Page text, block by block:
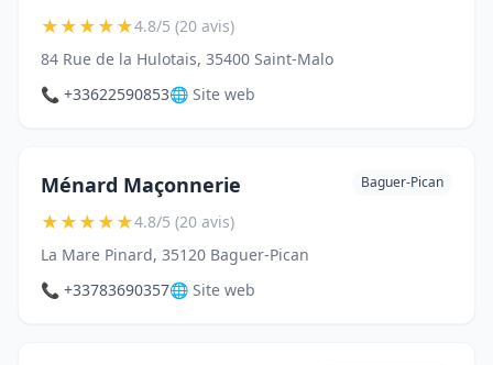
★★★★★4.8/5 (20 avis)
84 Rue de la Hulotais, 35400 Saint-Malo
📞 +33622590853🌐 Site web
Ménard Maçonnerie Baguer-Pican
★★★★★4.8/5 (20 avis)
La Mare Pinard, 35120 Baguer-Pican
📞 +33783690357🌐 Site web